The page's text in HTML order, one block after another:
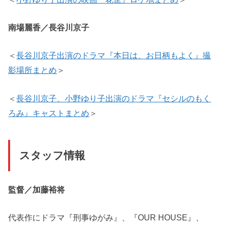
南場麗香／長谷川京子
＜長谷川京子出演のドラマ『本日は、お日柄もよく』撮
影場所まとめ ＞
＜長谷川京子、小野ゆり子出演のドラマ『セシルのもく
ろみ』キャストまとめ ＞
スタッフ情報
監督／加藤裕将
代表作にドラマ『刑事ゆがみ』、『OUR HOUSE』、